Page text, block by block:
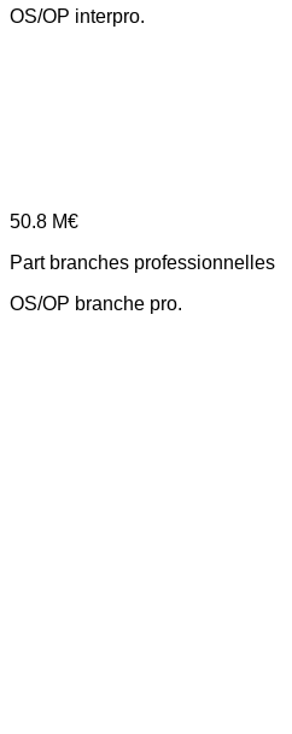
OS/OP interpro.
50.8 M€
Part branches professionnelles
OS/OP branche pro.